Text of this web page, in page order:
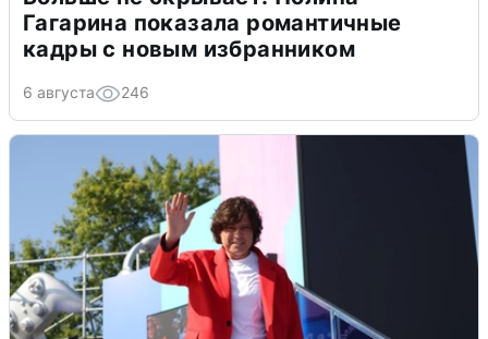
Гагарина показала романтичные
кадры с новым избранником
6 августа 246